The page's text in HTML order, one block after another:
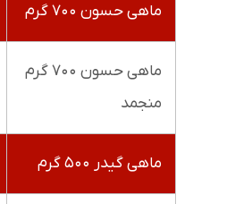
ماهی حسون ۷۰۰ گرم
ماهی حسون ۷۰۰ گرم
منجمد
ماهی گیدر ۵۰۰ گرم